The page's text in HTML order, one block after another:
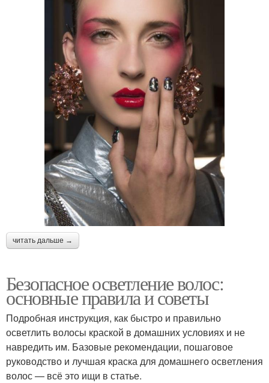
читать дальше →
Безопасное осветление волос:
основные правила и советы
Подробная инструкция, как быстро и правильно
осветлить волосы краской в домашних условиях и не
навредить им. Базовые рекомендации, пошаговое
руководство и лучшая краска для домашнего осветления
волос — всё это ищи в статье.